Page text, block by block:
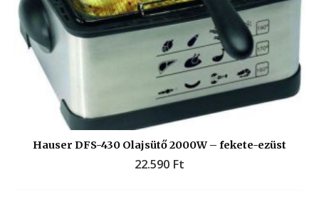
Hauser DFS-430 Olajsütő 2000W – fekete-ezüst
22.590 Ft